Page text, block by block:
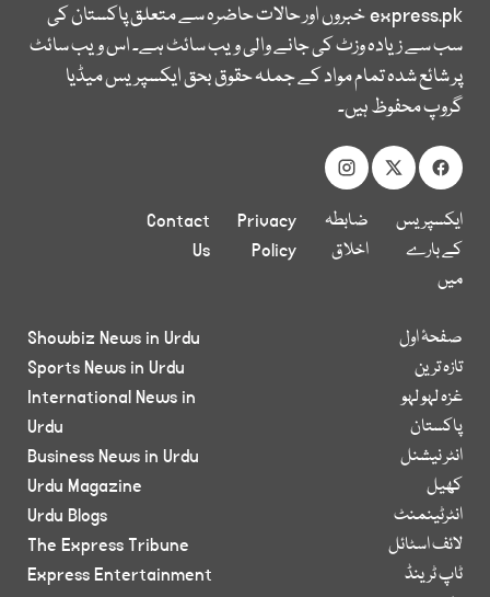
express.pkخبروں اور حالات حاضرہ سے متعلق پاکستان کی
سب سے زیادہ وزٹ کی جانے والی ویب سائٹ ہے۔ اس ویب سائٹ
پر شائع شدہ تمام مواد کے جملہ حقوق بحق ایکسپریس میڈیا
گروپ محفوظ ہیں۔
ایکسپریس
کے بارے
میں
ضابطہ
اخلاق
Privacy
Policy
Contact
Us
صفحۂ اول
تازہ ترین
غزہ لہو لہو
پاکستان
انٹر نیشنل
کھیل
انٹرٹینمنٹ
لائف اسٹائل
ٹاپ ٹرینڈ
Showbiz News in Urdu
Sports News in Urdu
International News in
Urdu
Business News in Urdu
Urdu Magazine
Urdu Blogs
The Express Tribune
Express Entertainment